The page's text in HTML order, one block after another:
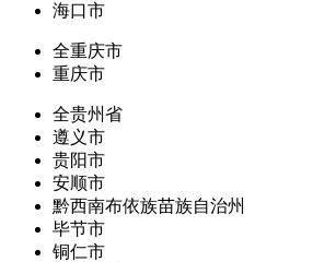
海口市
全重庆市
重庆市
全贵州省
遵义市
贵阳市
安顺市
黔西南布依族苗族自治州
毕节市
铜仁市